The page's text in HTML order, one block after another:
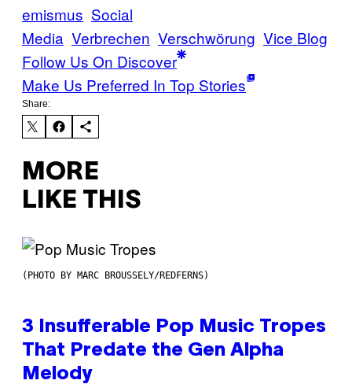
emismus Social
Media Verbrechen Verschwörung Vice Blog
Follow Us On Discover
Make Us Preferred In Top Stories
Share:
MORE
LIKE THIS
(PHOTO BY MARC BROUSSELY/REDFERNS)
3 Insufferable Pop Music Tropes
That Predate the Gen Alpha
Melody